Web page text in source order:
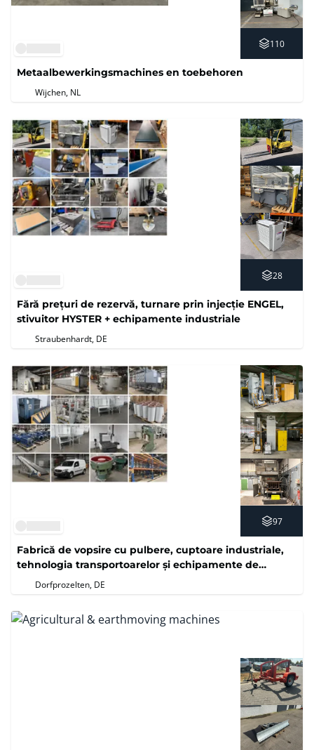
110
Metaalbewerkingsmachines en toebehoren
Wijchen, NL
28
Fără prețuri de rezervă, turnare prin injecție ENGEL,
stivuitor HYSTER + echipamente industriale
Straubenhardt, DE
97
Fabrică de vopsire cu pulbere, cuptoare industriale,
tehnologia transportoarelor și echipamente de
operare
Dorfprozelten, DE